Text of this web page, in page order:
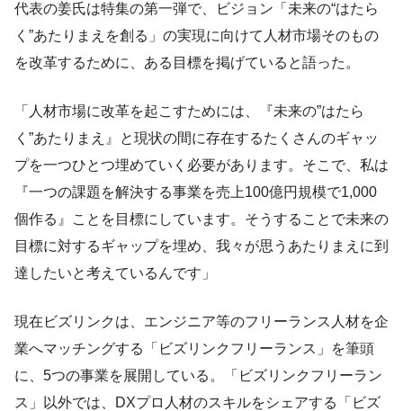
代表の姜氏は特集の第一弾で、ビジョン「未来の“はたら
く”あたりまえを創る」の実現に向けて人材市場そのもの
を改革するために、ある目標を掲げていると語った。
「人材市場に改革を起こすためには、『未来の”はたら
く”あたりまえ』と現状の間に存在するたくさんのギャッ
プを一つひとつ埋めていく必要があります。そこで、私は
『一つの課題を解決する事業を売上100億円規模で1,000
個作る』ことを目標にしています。そうすることで未来の
目標に対するギャップを埋め、我々が思うあたりまえに到
達したいと考えているんです」
現在ビズリンクは、エンジニア等のフリーランス人材を企
業へマッチングする「ビズリンクフリーランス」を筆頭
に、5つの事業を展開している。「ビズリンクフリーラン
ス」以外では、DXプロ人材のスキルをシェアする「ビズ